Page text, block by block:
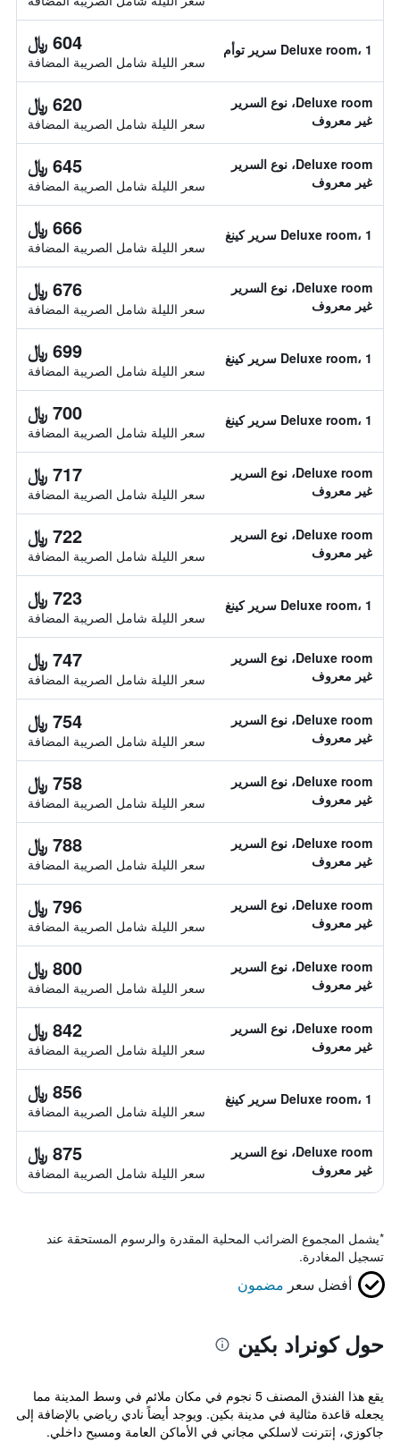
Deluxe room، 1 سرير توأم 604 ﷼
سعر الليلة شامل الصريبة المضافة
Deluxe room، نوع السرير
غير معروف
620 ﷼
سعر الليلة شامل الصريبة المضافة
Deluxe room، نوع السرير
غير معروف
645 ﷼
سعر الليلة شامل الصريبة المضافة
Deluxe room، 1 سرير كينغ 666 ﷼
سعر الليلة شامل الصريبة المضافة
Deluxe room، نوع السرير
غير معروف
676 ﷼
سعر الليلة شامل الصريبة المضافة
Deluxe room، 1 سرير كينغ 699 ﷼
سعر الليلة شامل الصريبة المضافة
Deluxe room، 1 سرير كينغ 700 ﷼
سعر الليلة شامل الصريبة المضافة
Deluxe room، نوع السرير
غير معروف
717 ﷼
سعر الليلة شامل الصريبة المضافة
Deluxe room، نوع السرير
غير معروف
722 ﷼
سعر الليلة شامل الصريبة المضافة
Deluxe room، 1 سرير كينغ 723 ﷼
سعر الليلة شامل الصريبة المضافة
Deluxe room، نوع السرير
غير معروف
747 ﷼
سعر الليلة شامل الصريبة المضافة
Deluxe room، نوع السرير
غير معروف
754 ﷼
سعر الليلة شامل الصريبة المضافة
Deluxe room، نوع السرير
غير معروف
758 ﷼
سعر الليلة شامل الصريبة المضافة
Deluxe room، نوع السرير
غير معروف
788 ﷼
سعر الليلة شامل الصريبة المضافة
Deluxe room، نوع السرير
غير معروف
796 ﷼
سعر الليلة شامل الصريبة المضافة
Deluxe room، نوع السرير
غير معروف
800 ﷼
سعر الليلة شامل الصريبة المضافة
Deluxe room، نوع السرير
غير معروف
842 ﷼
سعر الليلة شامل الصريبة المضافة
Deluxe room، 1 سرير كينغ 856 ﷼
سعر الليلة شامل الصريبة المضافة
Deluxe room، نوع السرير
غير معروف
875 ﷼
سعر الليلة شامل الصريبة المضافة
*يشمل المجموع الضرائب المحلية المقدرة والرسوم المستحقة عند
تسجيل المغادرة.
أفضل سعر مضمون
حول كونراد بكين
يقع هذا الفندق المصنف 5 نجوم في مكان ملائم في وسط المدينة مما
يجعله قاعدة مثالية في مدينة بكين. ويوجد أيضاً نادي رياضي بالإضافة إلى
جاكوزي، إنترنت لاسلكي مجاني في الأماكن العامة ومسبح داخلي.